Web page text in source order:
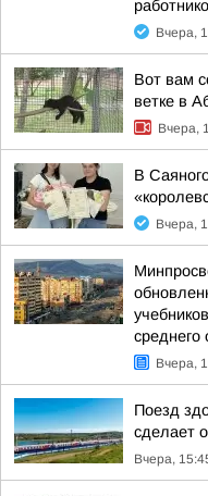
Вчера,
Вот вам
ветке в
Вчера,
В
Вчера,
среднего
Вчера,
Поезд
сделает
Вчера,